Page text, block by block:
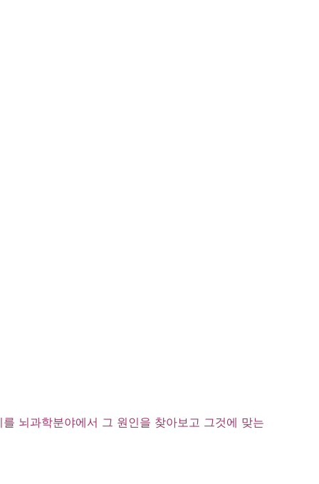
뇌과학분야에서 그 원인을 찾아보고 그것에 맞는